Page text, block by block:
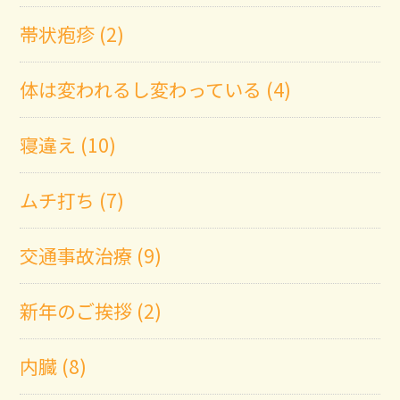
帯状疱疹 (2)
体は変われるし変わっている (4)
寝違え (10)
ムチ打ち (7)
交通事故治療 (9)
新年のご挨拶 (2)
内臓 (8)